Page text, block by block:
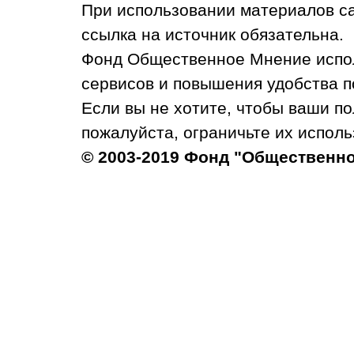
При использовании материалов
ссылка на источник обязательна.
Фонд Общественное Мнение
сервисов и повышения удобства
Если вы не хотите, чтобы ваши
пожалуйста, ограничьте их
© 2003-2019 Фонд